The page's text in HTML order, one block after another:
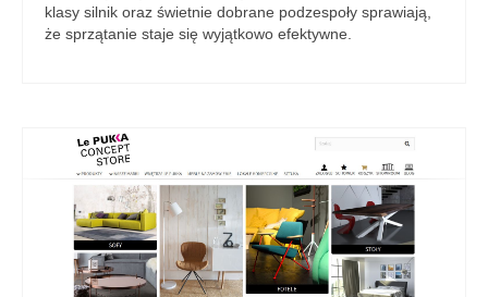
klasy silnik oraz świetnie dobrane podzespoły sprawiają,
że sprzątanie staje się wyjątkowo efektywne.